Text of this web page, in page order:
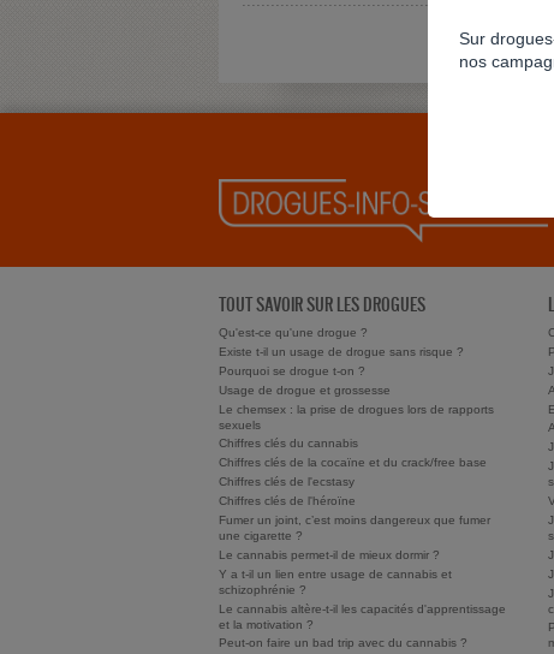
TOUT SAVOIR SUR LES DROGUES
Qu'est-ce qu'une drogue ?
Existe t-il un usage de drogue sans risque ?
Pourquoi se drogue t-on ?
Usage de drogue et grossesse
Le chemsex : la prise de drogues lors de rapports
sexuels
Chiffres clés du cannabis
Chiffres clés de la cocaïne et du crack/free base
Chiffres clés de l'ecstasy
Chiffres clés de l'héroïne
Fumer un joint, c’est moins dangereux que fumer
une cigarette ?
Le cannabis permet-il de mieux dormir ?
Y a t-il un lien entre usage de cannabis et
schizophrénie ?
Le cannabis altère-t-il les capacités d'apprentissage
et la motivation ?
Peut-on faire un bad trip avec du cannabis ?
Sur
nos